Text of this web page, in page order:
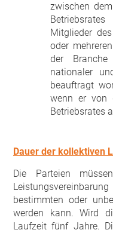
zwischen
Mitglieder
oder
der
nationaler
beauftragt
wenn er von
Betriebsrates
Dauer der kollektiven
Die Parteien
bestimmten oder
werden kann. Wird
Laufzeit fünf Jahre.